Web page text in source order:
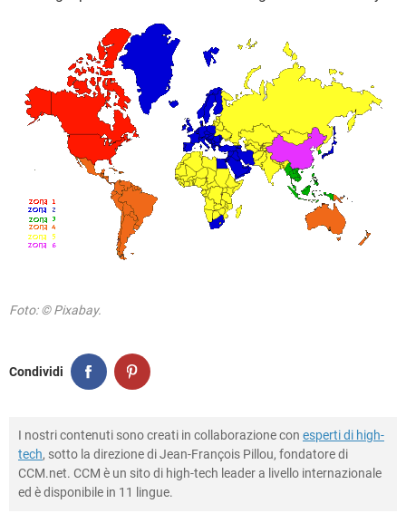
Foto: © Pixabay.
Condividi
I nostri contenuti sono creati in collaborazione con esperti di high-
tech, sotto la direzione di Jean-François Pillou, fondatore di
CCM.net. CCM è un sito di high-tech leader a livello internazionale
ed è disponibile in 11 lingue.